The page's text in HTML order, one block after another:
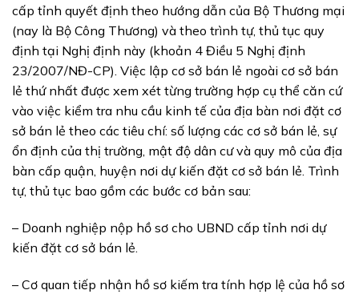
cấp tỉnh quyết định theo hướng dẫn của Bộ Thương mại
(nay là Bộ Công Thương) và theo trình tự, thủ tục quy
định tại Nghị định này (khoản 4 Điều 5 Nghị định
23/2007/NĐ-CP). Việc lập cơ sở bán lẻ ngoài cơ sở bán
lẻ thứ nhất được xem xét từng trường hợp cụ thể căn cứ
vào việc kiểm tra nhu cầu kinh tế của địa bàn nơi đặt cơ
sở bán lẻ theo các tiêu chí: số lượng các cơ sở bán lẻ, sự
ổn định của thị trường, mật độ dân cư và quy mô của địa
bàn cấp quận, huyện nơi dự kiến đặt cơ sở bán lẻ. Trình
tự, thủ tục bao gồm các bước cơ bản sau:
– Doanh nghiệp nộp hồ sơ cho UBND cấp tỉnh nơi dự
kiến đặt cơ sở bán lẻ.
– Cơ quan tiếp nhận hồ sơ kiếm tra tính hợp lệ của hồ sơ